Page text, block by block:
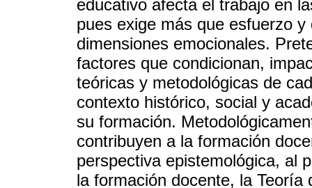
educativo afecta el trabajo en
pues exige más que esfuerzo
dimensiones emocionales.
factores que condicionan,
teóricas y metodológicas de
contexto histórico, social y
su formación.
contribuyen a la formación
perspectiva epistemológica, al
la formación docente, la